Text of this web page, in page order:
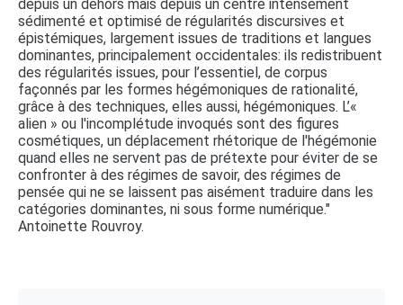
depuis un dehors mais depuis un centre intensément
sédimenté et optimisé de régularités discursives et
épistémiques, largement issues de traditions et langues
dominantes, principalement occidentales: ils redistribuent
des régularités issues, pour l’essentiel, de corpus
façonnés par les formes hégémoniques de rationalité,
grâce à des techniques, elles aussi, hégémoniques. L’«
alien » ou l'incomplétude invoqués sont des figures
cosmétiques, un déplacement rhétorique de l'hégémonie
quand elles ne servent pas de prétexte pour éviter de se
confronter à des régimes de savoir, des régimes de
pensée qui ne se laissent pas aisément traduire dans les
catégories dominantes, ni sous forme numérique."
Antoinette Rouvroy.